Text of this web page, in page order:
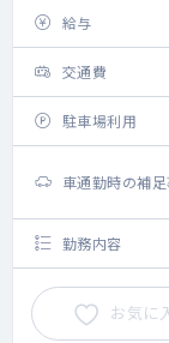
給与
交通費
駐車場利用
車通勤時の補
勤務内容
お気に